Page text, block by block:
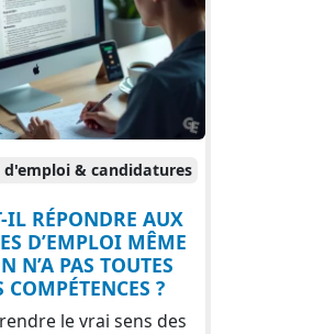
d'emploi & candidatures
IL RÉPONDRE AUX
D’EMPLOI MÊME
N’A PAS TOUTES
COMPÉTENCES ?
le vrai sens des